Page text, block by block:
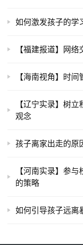
如何激发孩子的学
【福建报道】网
【海南视角】时
【辽宁实录】树
观念
孩子离家出走的原
【河南实录】参
的策略
如何引导孩子远离